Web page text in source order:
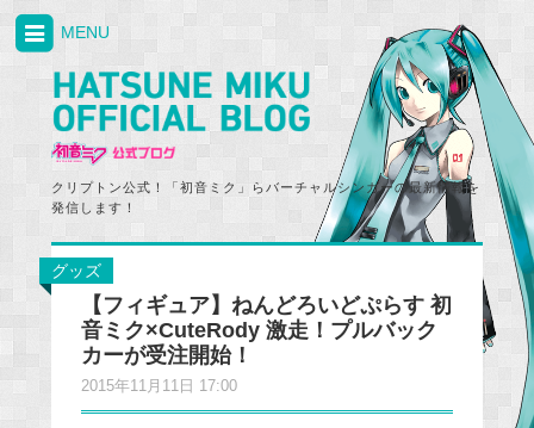
クリプトン公式！「初音ミク」らバーチャルシンガーの最新情報を
発信します！
MENU
グッズ
【フィギュア】ねんどろいどぷらす 初
音ミク×CuteRody 激走！プルバック
カーが受注開始！
2015年11月11日 17:00